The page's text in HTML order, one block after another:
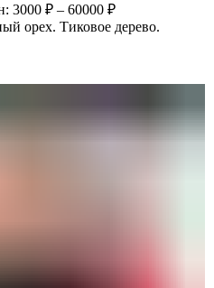
3000 ₽ – 60000 ₽
орех. Тиковое дерево.